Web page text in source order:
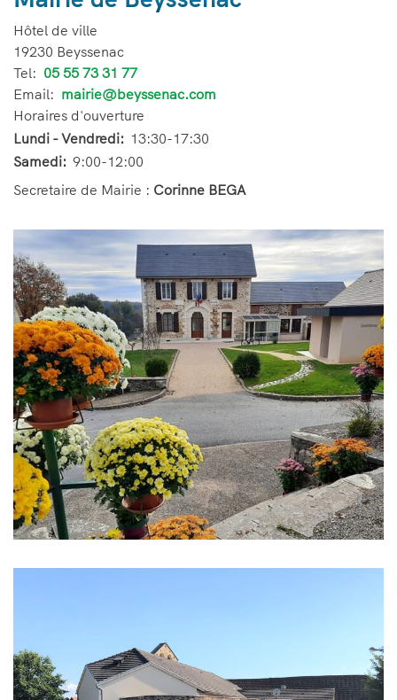
Hôtel de ville
19230 Beyssenac
Tel: Téléphone
05 55 73 31 77
Email: Email
mairie@beyssenac.com
Horaires d'ouverture
Lundi - Vendredi: 13:30-17:30
Samedi: 9:00-12:00
Secretaire de Mairie : Corinne BEGA